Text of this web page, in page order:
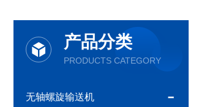
产品分类
PRODUCTS CATEGORY
无轴螺旋输送机